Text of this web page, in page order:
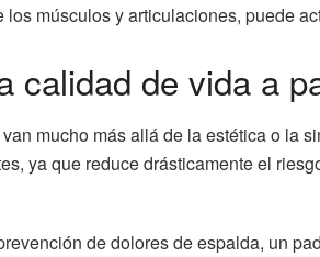
músculos y articulaciones, puede
calidad de vida a
mucho más allá de la estética o la
ya que reduce drásticamente el
de dolores de espalda, un